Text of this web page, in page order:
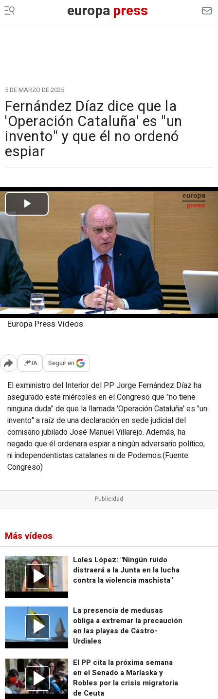
europapress
5 DE MARZO DE 2025
Fernández Díaz dice que la
'Operación Cataluña' es "un
invento" y que él no ordenó
espiar
Europa Press Vídeos
Abrir opciones para compartir
IA Seguir en
El exministro del Interior del PP Jorge Fernández Díaz ha
asegurado este miércoles en el Congreso que "no tiene
ninguna duda" de que la llamada 'Operación Cataluña' es "un
invento" a raíz de una declaración en sede judicial del
comisario jubilado José Manuel Villarejo. Además, ha
negado que él ordenara espiar a ningún adversario político,
ni independentistas catalanes ni de Podemos.(Fuente:
Congreso)
Más vídeos
Loles López: "Ningún ruido
distraerá a la Junta en la lucha
contra la violencia machista"
La presencia de medusas
obliga a extremar la precaución
en las playas de Castro-
Urdiales
El PP cita la próxima semana
en el Senado a Marlaska y
Robles por la crisis migratoria
de Ceuta